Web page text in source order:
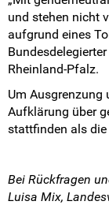
und stehen nicht
aufgrund eines
Rheinland-Pfalz.
Um Ausgrenzung
Aufklärung über
stattfinden als
Bei Rückfragen
Luisa Mix,